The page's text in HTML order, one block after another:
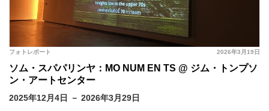
2026年3月19日
フォトレポート
ソム・スパパリンヤ：MO NUM EN TS @ ジム・トンプソ
ン・アートセンター
2025年12月4日 － 2026年3月29日